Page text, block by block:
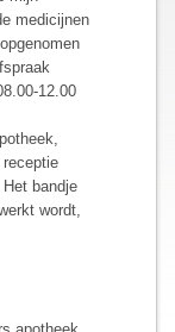
medicijnen
12.00
receptie
bandje
wordt,